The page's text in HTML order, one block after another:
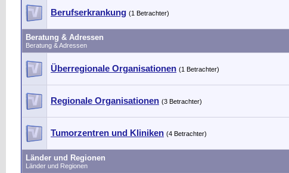
Berufserkrankung (1 Betrachter)
Beratung & Adressen
Beratung & Adressen
Überregionale Organisationen (1 Betrachter)
Regionale Organisationen (3 Betrachter)
Tumorzentren und Kliniken (4 Betrachter)
Länder und Regionen
Länder und Regionen